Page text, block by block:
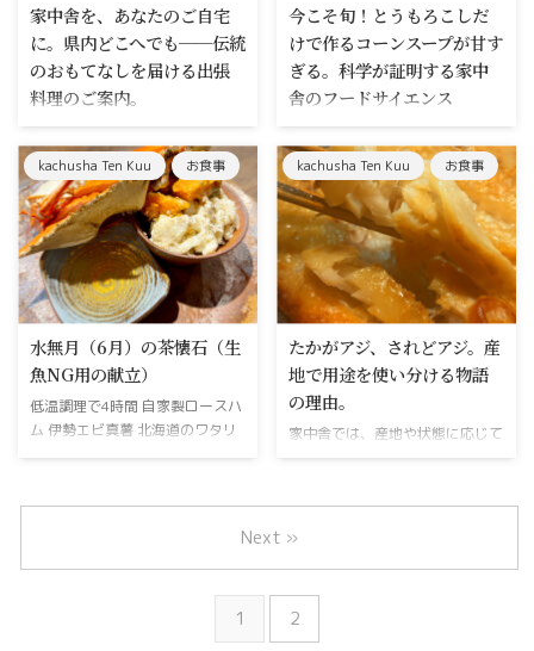
ープ（最大4名様まで）のためだ
けの、完全な秘密空間へ。その理
由は、料理についてお客様とお話
ししながら、じっくりとコースを
進めていくスタイルにこだわりた
かったからです。 決して安価な
価格設定ではありませんが、意外
にも若いカップルやご夫婦に多く
...
なのか。ここは非日常への入り口
です。初（はつ）初めての方や興
味がある方へのコースをご用意し
ました。少し興味がわいた方 ...
家中舎を、あなたのご自宅
に。県内どこへでも──伝統
のおもてなしを届ける出張
料理のご案内。
特別な日は、移動のない「我が家
の家中舎」で。お皿からお飲み物
まで全て携え、熟練の技とともに
お伺いいたします。 大切な家族
や仲間と、本当に美味しい料理を
囲みたい。けれど、外へ出向くの
が難しい時もあります。「寝たき
りのご家族へ、住み慣れた家で最
高のお祝いをしてあげたい」「小
さなお子様がいても、周りに気兼
ねなく伝統の味を堪能したい」
そ、移動の手間なく、自宅でゆっ
くり寛ぎたい」 宿のお客様への
出張料理 インドからお越しのお
たのご自宅へお呼び出しくださ
今こそ旬！とうもろこしだ
けで作るコーンスープが甘す
ぎる。科学が証明する家中
舎のフードサイエンス
1. 品種選びの科学：なぜ「スーパ
ースイート種」なのか 最近、産
直などで山盛り売られてるトウモ
ロコシ。蒸しても焼いても甘くて
美味しいですね。普通に食べても
甘いトウモロコシを、今日は科学
の力を使って更に甘く美味しくし
ている〝家中舎のコーンスープ〟
についてのお話です。さて、山盛
りのトウモロコシの中で〝一番甘
みがある〟とされる品種を知って
いますか？ゴールドラッシュ、サ
ニーショコラ、ピュアホワイトと
いう品種です。これらの美味しさ
の秘密（甘さ）はここに遺伝学的
いるようです。 従来のトウ ...
kachusha Ten Kuu お食事
水無月（6月）の茶懐石（生
魚NG用の献立）
低温調理で4時間 自家製ロースハ
ム 伊勢エビ真薯 北海道のワタリ
ガニ 懐石というと、刺身・寿
は京都・茶懐石が軸となってい
テーマとした〝創作〟が入ってい
ます。頑なに〝和〟にこだわるこ
となく、そのときの旬をおいしい
スタイルで召し上がっていただい
てます。中でも水無月（6月）の
kachusha Ten Kuu お食事
たかがアジ、されどアジ。産
地で用途を使い分ける物語
の理由。
家中舎では、産地や状態に応じて
「お刺身・握り」で提供する魚
楽しんでいただく魚を厳格に使い
魚が辿ってきた「物語（輸送の過
程）」が、美味しさの答えを導き
出すからです。 例えば、長崎産
1 2
Next »